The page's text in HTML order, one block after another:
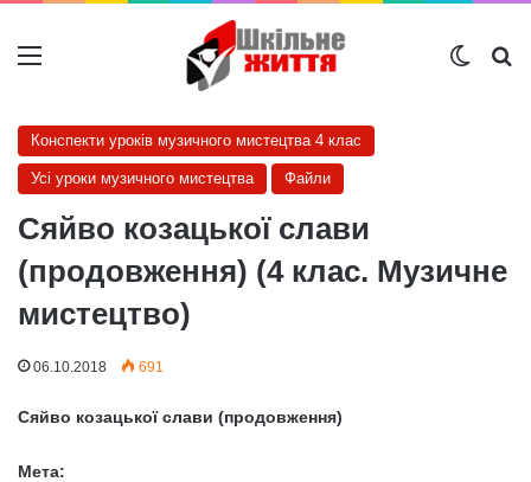
Меню
Конспекти уроків музичного мистецтва 4 клас
Усі уроки музичного мистецтва Файли
Сяйво козацької слави
(продовження) (4 клас. Музичне
мистецтво)
06.10.2018 691
Сяйво козацької слави (продовження)
Мета: